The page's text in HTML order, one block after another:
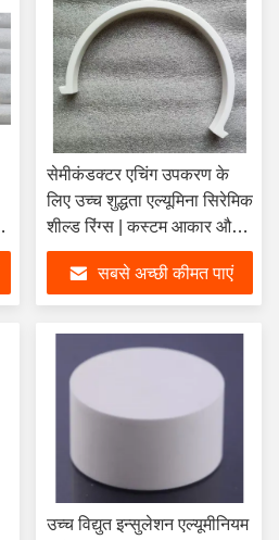
सेमीकंडक्टर एचिंग उपकरण के
लिए उच्च शुद्धता एल्यूमिना सिरेमिक
शील्ड रिंग्स | कस्टम आकार और
उच्च तापमान प्रतिरोध के साथ
वैक्यूम चैंबर सुरक्षा रिंग्स
सबसे अच्छी कीमत पाएं
उच्च विद्युत इन्सुलेशन एल्यूमीनियम